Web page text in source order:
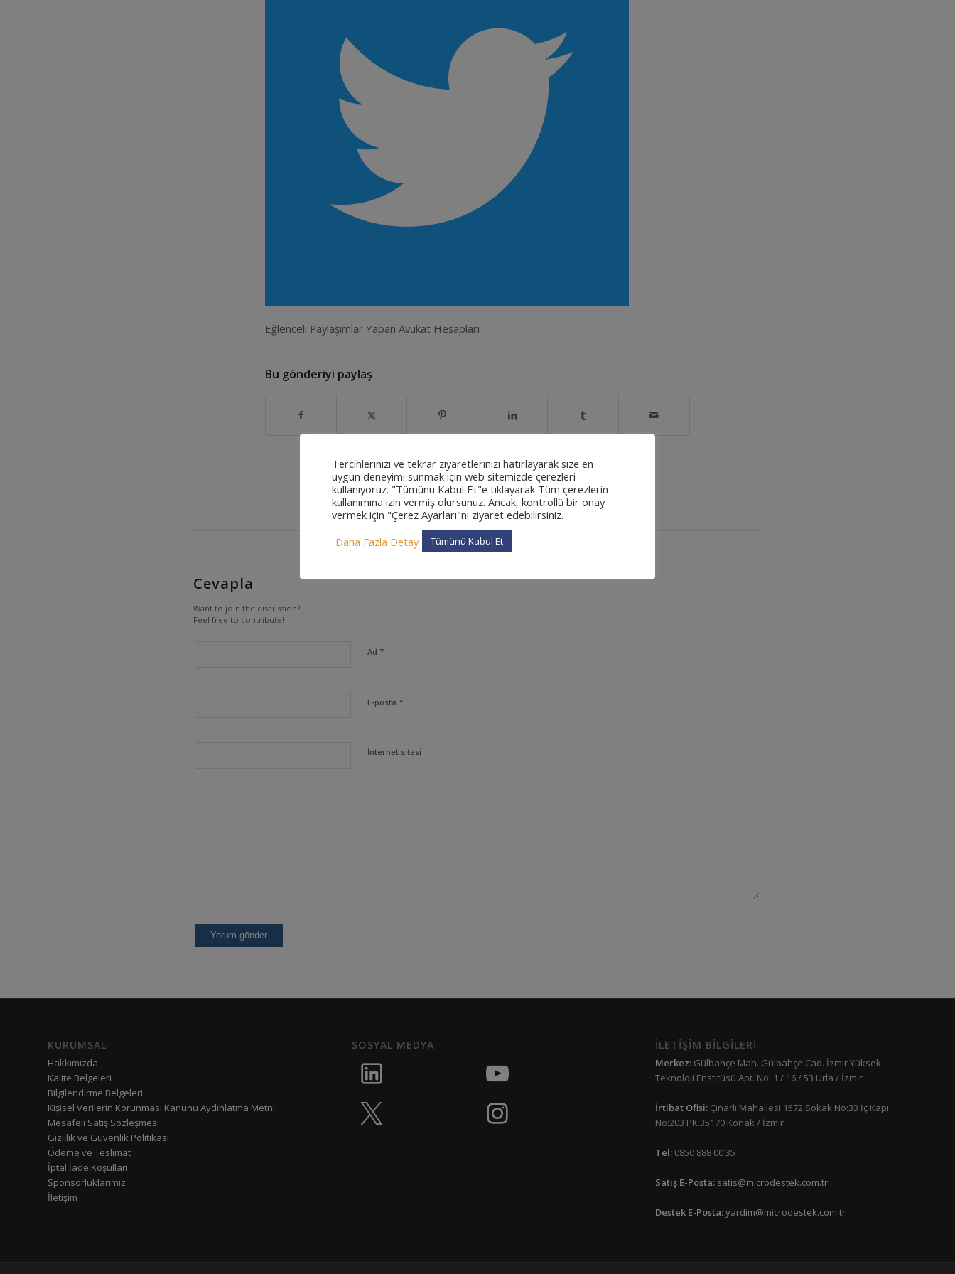
Eğlenceli Paylaşımlar Yapan Avukat Hesapları
Bu gönderiyi paylaş
0
Cevapla
Want to join the discussion?
Feel free to contribute!
Ad *
E-posta *
İnternet sitesi
KURUMSAL
Hakkımızda
Kalite Belgeleri
Bilgilendirme Belgeleri
Kişisel Verilerin Korunması Kanunu Aydınlatma Metni
Mesafeli Satış Sözleşmesi
Gizlilik ve Güvenlik Politikası
Ödeme ve Teslimat
İptal İade Koşulları
Sponsorluklarımız
İletişim
SOSYAL MEDYA İLETİŞİM BİLGİLERİ
Merkez: Gülbahçe Mah. Gülbahçe Cad. İzmir Yüksek
Teknoloji Enstitüsü Apt. No: 1 / 16 / 53 Urla / İzmir
İrtibat Ofisi: Çınarlı Mahallesi 1572 Sokak No:33 İç Kapı
No:203 PK.35170 Konak / İzmir
Tel: 0850 888 00 35
Satış E-Posta: satis@microdestek.com.tr
Destek E-Posta:yardim@microdestek.com.tr
Tercihlerinizi ve tekrar ziyaretlerinizi hatırlayarak size en
uygun deneyimi sunmak için web sitemizde çerezleri
kullanıyoruz. "Tümünü Kabul Et"e tıklayarak Tüm çerezlerin
kullanımına izin vermiş olursunuz. Ancak, kontrollü bir onay
vermek için "Çerez Ayarları"nı ziyaret edebilirsiniz.
Daha Fazla Detay
Tümünü Kabul Et